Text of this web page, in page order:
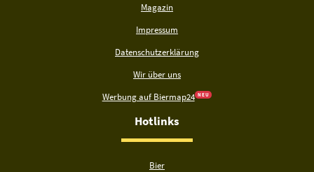
Magazin
Impressum
Datenschutzerklärung
Wir über uns
Werbung auf Biermap24 N E U
Hotlinks
Bier